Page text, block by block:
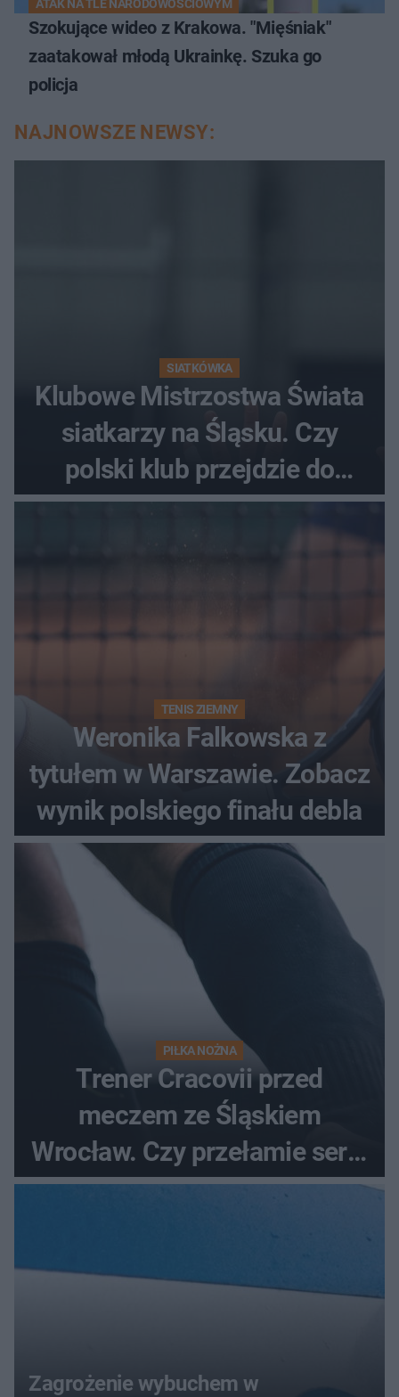
ATAK NA TLE NARODOWOŚCIOWYM
Szokujące wideo z Krakowa. "Mięśniak"
zaatakował młodą Ukrainkę. Szuka go
policja
NAJNOWSZE NEWSY:
SIATKÓWKA
Klubowe Mistrzostwa Świata
siatkarzy na Śląsku. Czy
polski klub przejdzie do
historii
TENIS ZIEMNY
Weronika Falkowska z
tytułem w Warszawie. Zobacz
wynik polskiego finału debla
PIŁKA NOŻNA
Trener Cracovii przed
meczem ze Śląskiem
Wrocław. Czy przełamie serię
bez wygranej?
Zagrożenie wybuchem w